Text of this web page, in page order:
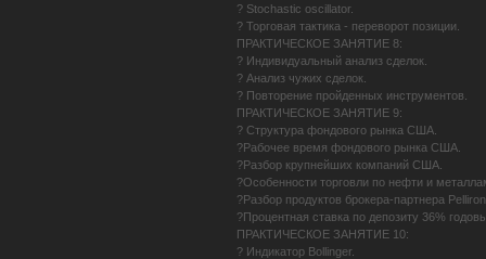
? Stochastic oscillator.
? Торговая тактика - переворот позиции.
ПРАКТИЧЕСКОЕ ЗАНЯТИЕ 8:
? Индивидуальный анализ сделок.
? Анализ чужих сделок.
? Повторение пройденных инструментов.
ПРАКТИЧЕСКОЕ ЗАНЯТИЕ 9:
? Структура фондового рынка США.
?Рабочее время фондового рынка США.
?Разбор крупнейших компаний США.
?Особенности торговли по нефти и
?Разбор продуктов брокера-партнера
?Процентная ставка по депозиту 36%
ПРАКТИЧЕСКОЕ ЗАНЯТИЕ 10:
? Индикатор Bollinger.